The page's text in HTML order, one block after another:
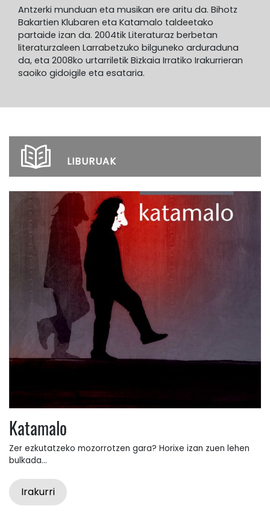
Antzerki munduan eta musikan ere aritu da. Bihotz
Bakartien Klubaren eta Katamalo taldeetako
partaide izan da. 2004tik Literaturaz berbetan
literaturzaleen Larrabetzuko bilguneko arduraduna
da, eta 2008ko urtarriletik Bizkaia Irratiko Irakurrieran
saoiko gidoigile eta esataria.
LIBURUAK
Katamalo
Zer ezkutatzeko mozorrotzen gara? Horixe izan zuen lehen
bulkada...
Irakurri